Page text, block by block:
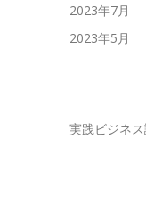
2023年7月
2023年5月
実践ビジネ